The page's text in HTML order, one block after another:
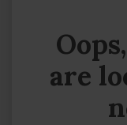
are